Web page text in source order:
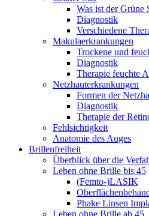
Was ist der Grüne
Diagnostik
Verschiedene
Makulaerkrankungen
Trockene und
Diagnostik
Therapie feuchte
Netzhauterkrankungen
Formen der
Diagnostik
Therapie der
Fehlsichtigkeit
Anatomie des Auges
Brillenfreiheit
Überblick über die
Leben ohne Brille bis 45
(Femto-)LASIK
Phake Linsen
Leben ohne Brille ab 45